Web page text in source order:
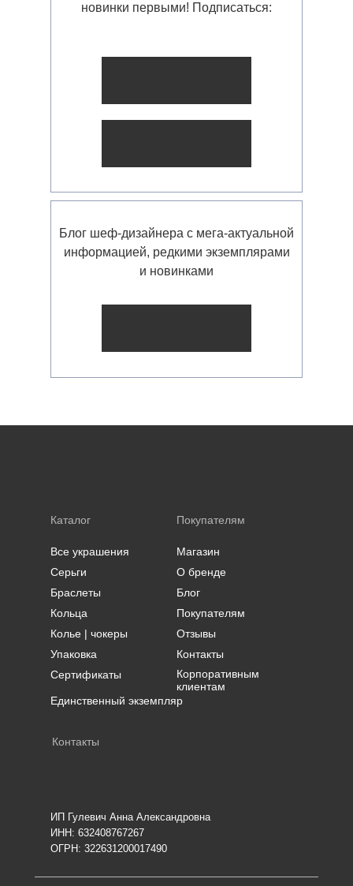
Блог шеф-дизайнера с мега-актуальной
информацией, редкими экземплярами
и новинками
новинки первыми! Подписаться:
Каталог
Все украшения
Покупателям
Серьги
Браслеты
Кольца
Колье | чокеры
Упаковка
Сертификаты
Единственный экземпляр
Магазин
О бренде
Блог
Покупателям
Отзывы
Контакты
Корпоративным
клиентам
ИП Гулевич Анна Александровна
ИНН: 632408767267
ОГРН: 322631200017490
Контакты